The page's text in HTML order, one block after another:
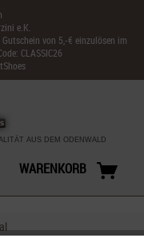
e.K.
von 5,-€ einzulösen im
CLASSIC26
AUS DEM ODENWALD
WARENKORB